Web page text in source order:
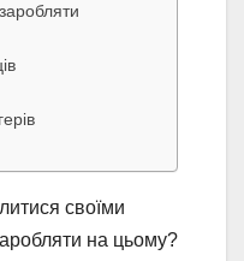
своїми
на цьому?